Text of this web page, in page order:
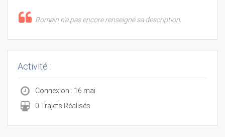
Romain n'a pas encore renseigné sa description.
Activité :
Connexion : 16 mai
0 Trajets Réalisés